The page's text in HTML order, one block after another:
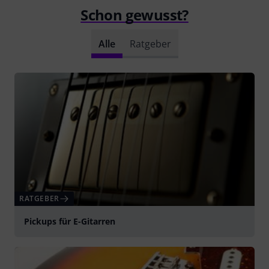
Schon gewusst?
Alle Ratgeber
RATGEBER
Pickups für E-Gitarren